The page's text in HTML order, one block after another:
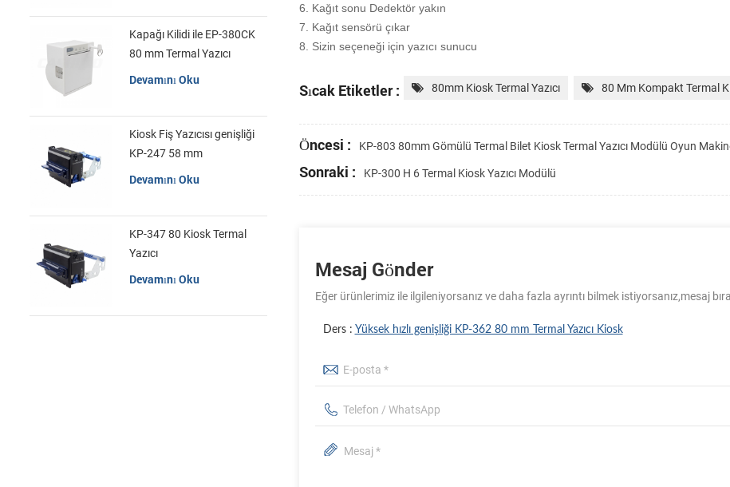
6. Kağıt sonu Dedektör yakın
7. Kağıt sensörü çıkar
8. Sizin seçeneği için yazıcı sunucu
Sıcak Etiketler : 80mm Kiosk Termal Yazıcı 80 Mm Kompakt Termal
Öncesi : KP-803 80mm Gömülü Termal Bilet Kiosk Termal Yazıcı Modülü Oyun
Sonraki : KP-300 H 6 Termal Kiosk Yazıcı Modülü
Mesaj Gönder
Eğer ürünlerimiz ile ilgileniyorsanız ve daha fazla ayrıntı bilmek istiyorsanız,mesaj
Ders : Yüksek hızlı genişliği KP-362 80 mm Termal Yazıcı Kiosk
Kapağı Kilidi ile EP-380CK
80 mm Termal Yazıcı
Devamını Oku
Kiosk Fiş Yazıcısı genişliği
KP-247 58 mm
Devamını Oku
KP-347 80 Kiosk Termal
Yazıcı
Devamını Oku